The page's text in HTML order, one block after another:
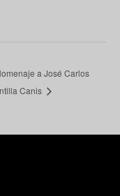
a José Carlos
Canis